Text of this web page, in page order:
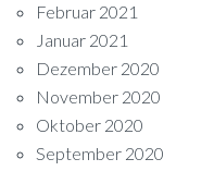
Februar 2021
Januar 2021
Dezember 2020
November 2020
Oktober 2020
September 2020